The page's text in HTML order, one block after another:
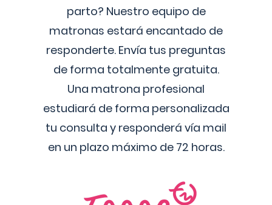
parto? Nuestro equipo de
matronas estará encantado de
responderte. Envía tus preguntas
de forma totalmente gratuita.
Una matrona profesional
estudiará de forma personalizada
tu consulta y responderá vía mail
en un plazo máximo de 72 horas.